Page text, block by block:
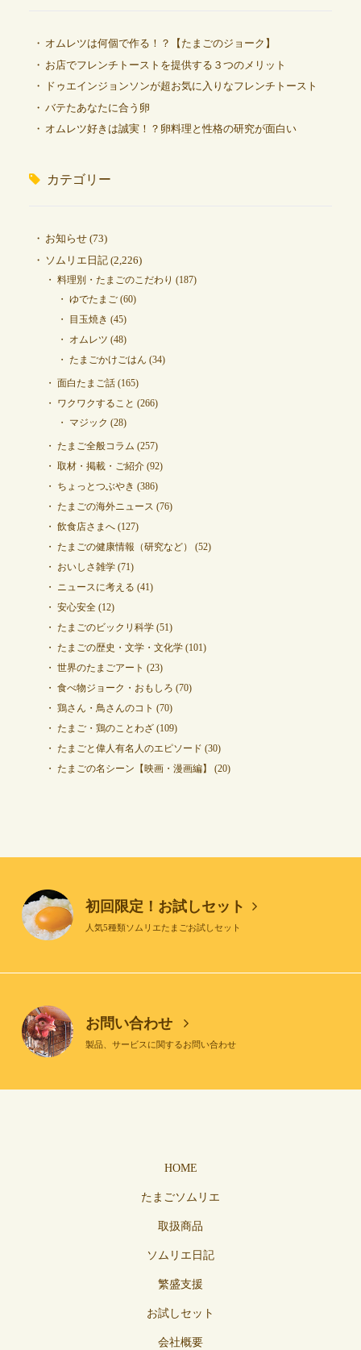
オムレツは何個で作る！？【たまごのジョーク】
お店でフレンチトーストを提供する３つのメリット
ドゥエインジョンソンが超お気に入りなフレンチトースト
バテたあなたに合う卵
オムレツ好きは誠実！？卵料理と性格の研究が面白い
カテゴリー
お知らせ(73)
ソムリエ日記(2,226)
料理別・たまごのこだわり (187)
ゆでたまご(60)
目玉焼き (45)
オムレツ (48)
たまごかけごはん (34)
面白たまご話(165)
ワクワクすること (266)
マジック (28)
たまご全般コラム (257)
取材・掲載・ご紹介(92)
ちょっとつぶやき (386)
たまごの海外ニュース (76)
飲食店さまへ(127)
たまごの健康情報（研究など）
(52)
おいしさ雑学(71)
ニュースに考える (41)
安心安全(12)
たまごのビックリ科学(51)
たまごの歴史・文学・文化学(101)
世界のたまごアート (23)
食べ物ジョーク・おもしろ (70)
鶏さん・鳥さんのコト (70)
たまご・鶏のことわざ(109)
たまごと偉人有名人のエピソード (30)
たまごの名シーン【映画・漫画編】
(20)
初回限定！お試しセット
人気5種類ソムリエたまごお試しセット
お問い合わせ
製品、サービスに関するお問い合わせ
HOME
たまごソムリエ
取扱商品
ソムリエ日記
繁盛支援
お試しセット
会社概要